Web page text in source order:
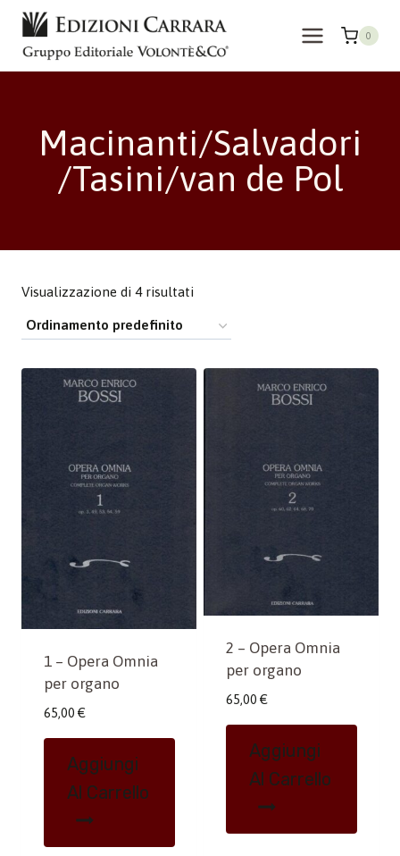
Salta
contenuto
0
Macinanti/Salvadori
/Tasini/van de Pol
Visualizzazione di 4 risultati
1 – Opera Omnia
per organo
65,00 €
Aggiungi
Al Carrello
2 – Opera Omnia
per organo
65,00 €
Aggiungi
Al Carrello